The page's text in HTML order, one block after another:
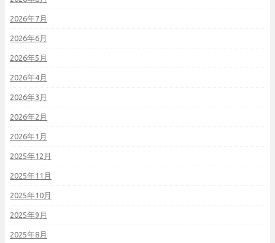
2026年7月
2026年6月
2026年5月
2026年4月
2026年3月
2026年2月
2026年1月
2025年12月
2025年11月
2025年10月
2025年9月
2025年8月